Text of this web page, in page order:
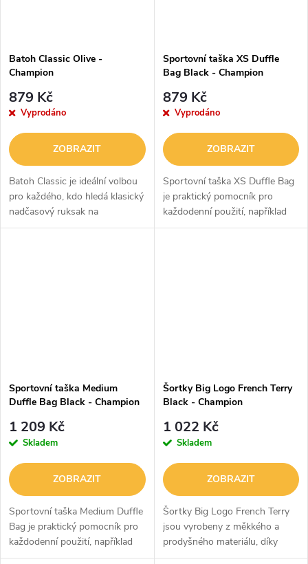
Batoh Classic Olive -
Champion
879 Kč
Vyprodáno
ZOBRAZIT
Batoh Classic je ideální volbou
pro každého, kdo hledá klasický
nadčasový ruksak na
každodenní použití. Nabízí
Sportovní taška XS Duffle
Bag Black - Champion
879 Kč
Vyprodáno
ZOBRAZIT
Sportovní taška XS Duffle Bag
je praktický pomocník pro
každodenní použití, například
do fitka či na cesty. Má jednu
Sportovní taška Medium
Duffle Bag Black - Champion
1 209 Kč
Skladem
ZOBRAZIT
Sportovní taška Medium Duffle
Bag je praktický pomocník pro
každodenní použití, například
do fitka či na cesty. Má jednu
Šortky Big Logo French Terry
Black - Champion
1 022 Kč
Skladem
ZOBRAZIT
Šortky Big Logo French Terry
jsou vyrobeny z měkkého a
prodyšného materiálu, díky
kterému se budete cítit